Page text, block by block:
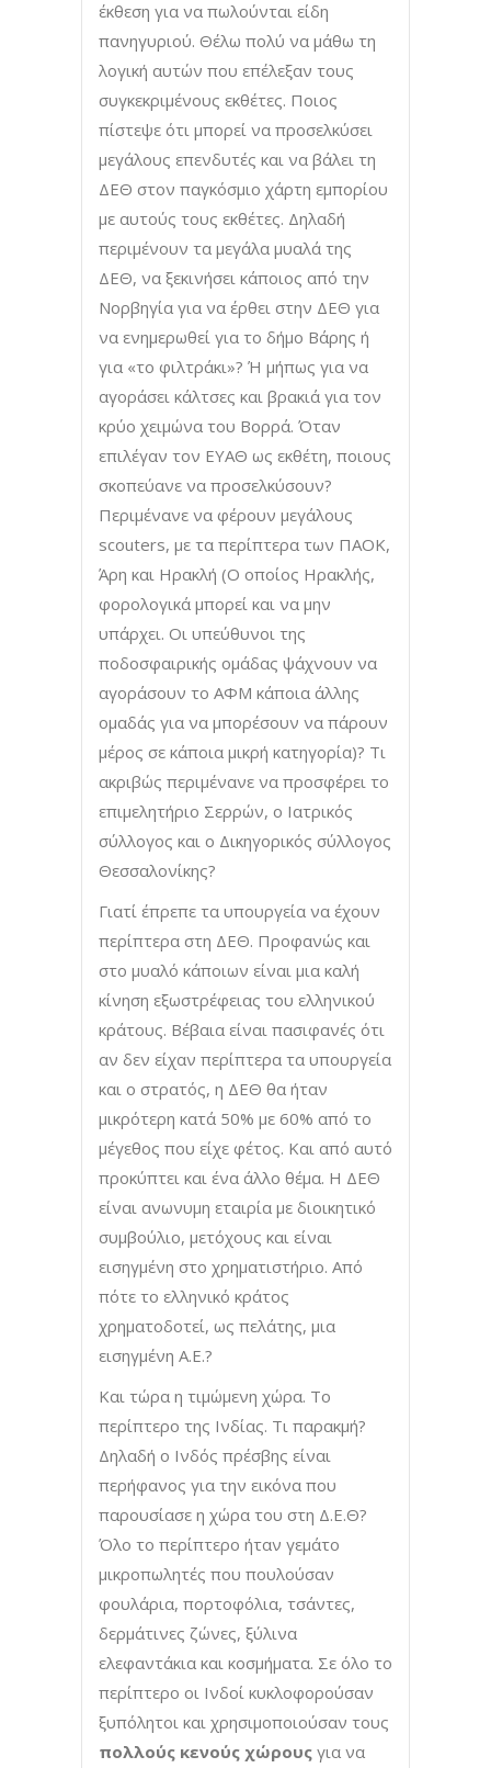
έκθεση για να πωλούνται είδη
πανηγυριού. Θέλω πολύ να μάθω τη
λογική αυτών που επέλεξαν τους
συγκεκριμένους εκθέτες. Ποιος
πίστεψε ότι μπορεί να προσελκύσει
μεγάλους επενδυτές και να βάλει τη
ΔΕΘ στον παγκόσμιο χάρτη εμπορίου
με αυτούς τους εκθέτες. Δηλαδή
περιμένουν τα μεγάλα μυαλά της
ΔΕΘ, να ξεκινήσει κάποιος από την
Νορβηγία για να έρθει στην ΔΕΘ για
να ενημερωθεί για το δήμο Βάρης ή
για «το φιλτράκι»? Ή μήπως για να
αγοράσει κάλτσες και βρακιά για τον
κρύο χειμώνα του Βορρά. Όταν
επιλέγαν τον ΕΥΑΘ ως εκθέτη, ποιους
σκοπεύανε να προσελκύσουν?
Περιμένανε να φέρουν μεγάλους
scouters, με τα περίπτερα των ΠΑΟΚ,
Άρη και Ηρακλή (Ο οποίος Ηρακλής,
φορολογικά μπορεί και να μην
υπάρχει. Οι υπεύθυνοι της
ποδοσφαιρικής ομάδας ψάχνουν να
αγοράσουν το ΑΦΜ κάποια άλλης
ομαδάς για να μπορέσουν να πάρουν
μέρος σε κάποια μικρή κατηγορία)? Τι
ακριβώς περιμένανε να προσφέρει το
επιμελητήριο Σερρών, ο Ιατρικός
σύλλογος και ο Δικηγορικός σύλλογος
Θεσσαλονίκης?
Γιατί έπρεπε τα υπουργεία να έχουν
περίπτερα στη ΔΕΘ. Προφανώς και
στο μυαλό κάποιων είναι μια καλή
κίνηση εξωστρέφειας του ελληνικού
κράτους. Βέβαια είναι πασιφανές ότι
αν δεν είχαν περίπτερα τα υπουργεία
και ο στρατός, η ΔΕΘ θα ήταν
μικρότερη κατά 50% με 60% από το
μέγεθος που είχε φέτος. Και από αυτό
προκύπτει και ένα άλλο θέμα. Η ΔΕΘ
είναι ανωνυμη εταιρία με διοικητικό
συμβούλιο, μετόχους και είναι
εισηγμένη στο χρηματιστήριο. Από
πότε το ελληνικό κράτος
χρηματοδοτεί, ως πελάτης, μια
εισηγμένη Α.Ε.?
Και τώρα η τιμώμενη χώρα. Το
περίπτερο της Ινδίας. Τι παρακμή?
Δηλαδή ο Ινδός πρέσβης είναι
περήφανος για την εικόνα που
παρουσίασε η χώρα του στη Δ.Ε.Θ?
Όλο το περίπτερο ήταν γεμάτο
μικροπωλητές που πουλούσαν
φουλάρια, πορτοφόλια, τσάντες,
δερμάτινες ζώνες, ξύλινα
ελεφαντάκια και κοσμήματα. Σε όλο το
περίπτερο οι Ινδοί κυκλοφορούσαν
ξυπόλητοι και χρησιμοποιούσαν τους
πολλούς κενούς χώρους για να